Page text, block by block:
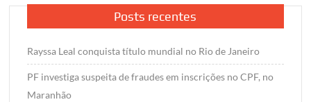
Posts recentes
Rayssa Leal conquista título mundial no Rio de Janeiro
PF investiga suspeita de fraudes em inscrições no CPF, no
Maranhão